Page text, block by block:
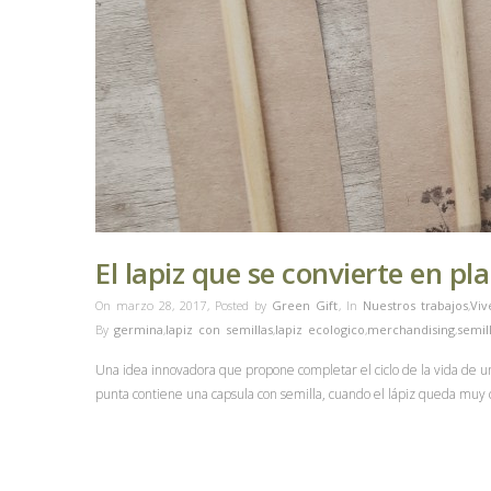
El lapiz que se convierte en
On marzo 28, 2017, Posted by Green Gift, In Nuestros trabajos,
By germina,lapiz con semillas,lapiz ecologico,merchandising,
Una idea innovadora que propone completar el ciclo de la vida de
punta contiene una capsula con semilla, cuando el lápiz queda